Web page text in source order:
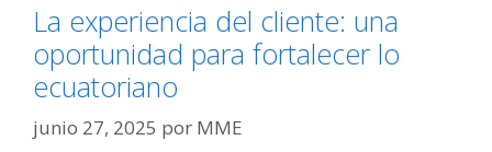
La experiencia del cliente: una
oportunidad para fortalecer lo
ecuatoriano
junio 27, 2025 por MME